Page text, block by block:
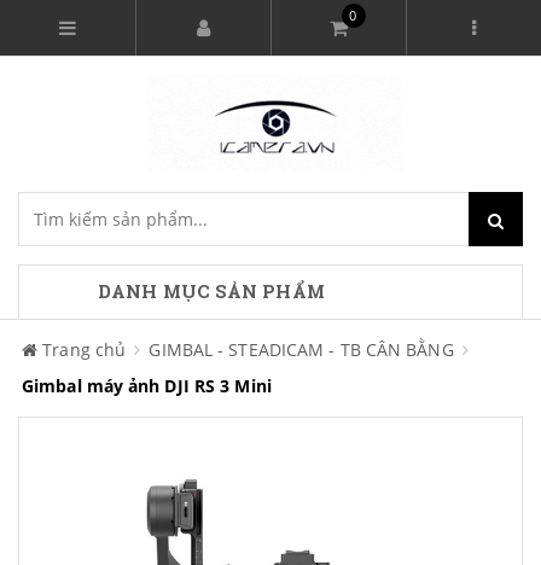
0
DANH MỤC SẢN PHẨM
Trang chủ
GIMBAL - STEADICAM - TB CÂN BẰNG
Gimbal máy ảnh DJI RS 3 Mini